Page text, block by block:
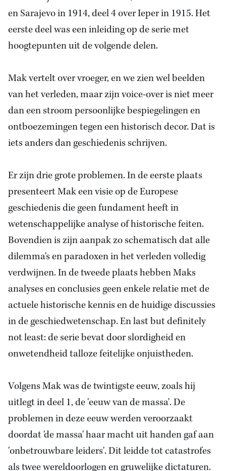
en Sarajevo in 1914, deel 4 over Ieper in 1915. Het
eerste deel was een inleiding op de serie met
hoogtepunten uit de volgende delen.
Mak vertelt over vroeger, en we zien wel beelden
van het verleden, maar zijn voice-over is niet meer
dan een stroom persoonlijke bespiegelingen en
ontboezemingen tegen een historisch decor. Dat is
iets anders dan geschiedenis schrijven.
Er zijn drie grote problemen. In de eerste plaats
presenteert Mak een visie op de Europese
geschiedenis die geen fundament heeft in
wetenschappelijke analyse of historische feiten.
Bovendien is zijn aanpak zo schematisch dat alle
dilemma's en paradoxen in het verleden volledig
verdwijnen. In de tweede plaats hebben Maks
analyses en conclusies geen enkele relatie met de
actuele historische kennis en de huidige discussies
in de geschiedwetenschap. En last but definitely
not least: de serie bevat door slordigheid en
onwetendheid talloze feitelijke onjuistheden.
Volgens Mak was de twintigste eeuw, zoals hij
uitlegt in deel 1, de 'eeuw van de massa'. De
problemen in deze eeuw werden veroorzaakt
doordat 'de massa' haar macht uit handen gaf aan
'onbetrouwbare leiders'. Dit leidde tot catastrofes
als twee wereldoorlogen en gruwelijke dictaturen.